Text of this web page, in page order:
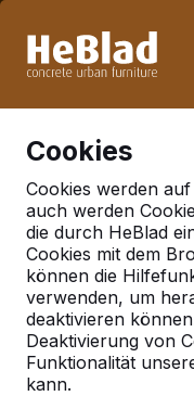
Woche 33 nicht.
Cookies
Cookies werden
auch werden
die durch HeBlad
Cookies mit dem
können die
verwenden, um
deaktivieren
Deaktivierung von
Funktionalität
kann.
Deutschland
Geen reviews
locatie.